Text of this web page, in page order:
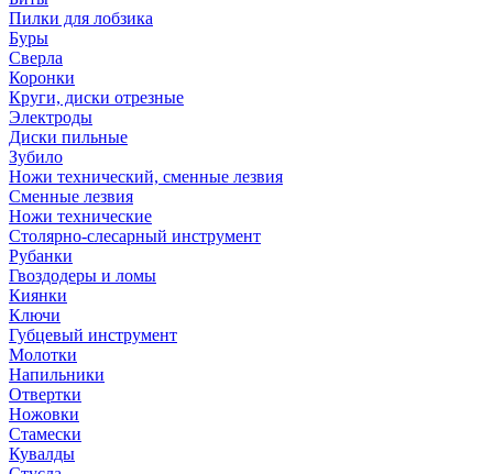
Пилки для лобзика
Буры
Сверла
Коронки
Круги, диски отрезные
Электроды
Диски пильные
Зубило
Ножи технический, сменные лезвия
Сменные лезвия
Ножи технические
Столярно-слесарный инструмент
Рубанки
Гвоздодеры и ломы
Киянки
Ключи
Губцевый инструмент
Молотки
Напильники
Отвертки
Ножовки
Стамески
Кувалды